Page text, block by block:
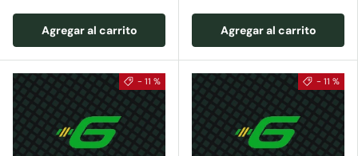
Agregar al carrito Agregar al carrito
- 11 % - 11 %